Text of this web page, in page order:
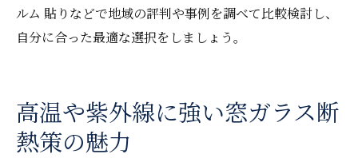
ルム 貼りなどで地域の評判や事例を調べて比較検討し、
自分に合った最適な選択をしましょう。
高温や紫外線に強い窓ガラス断
熱策の魅力